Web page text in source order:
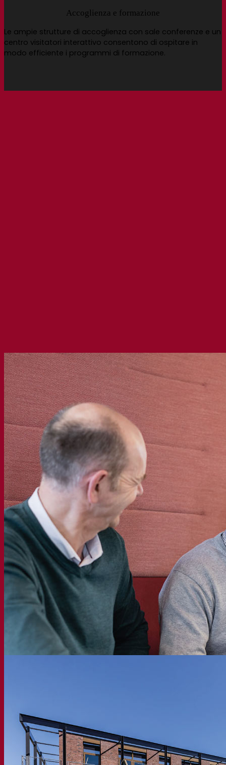
Accoglienza e formazione
Le ampie strutture di accoglienza con sale conferenze e un
centro visitatori interattivo consentono di ospitare in
modo efficiente i programmi di formazione.